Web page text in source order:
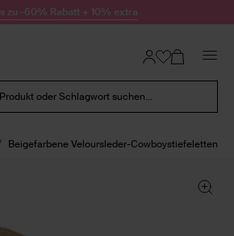
zu -60% Rabatt + 10% extra
oder Schlagwort suchen...
Beigefarbene Veloursleder-Cowboystiefeletten